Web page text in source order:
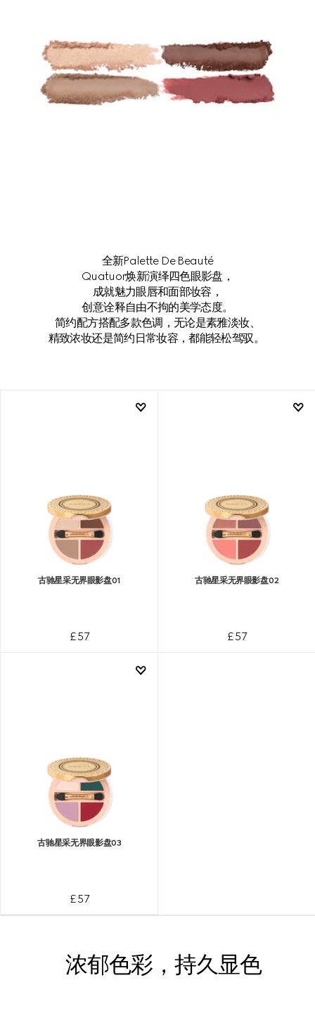
全新Palette De Beauté
Quatuor焕新演绎四色眼影盘，
成就魅力眼唇和面部妆容，
创意诠释自由不拘的美学态度。
简约配方搭配多款色调，无论是素雅淡妆、
精致浓妆还是简约日常妆容，都能轻松驾驭。
古驰星采无界眼影盘01
£ 57
古驰星采无界眼影盘02
£ 57
古驰星采无界眼影盘03
£ 57
浓郁色彩，持久显色